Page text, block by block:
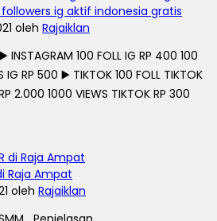
ig aktif indonesia gratis
oleh Rajaiklan
INSTAGRAM 100 FOLL IG RP 400 100
IG RP 500 ▶️ TIKTOK 100 FOLL TIKTOK
2.000 1000 VIEWS TIKTOK RP 300
Raja Ampat
oleh Rajaiklan